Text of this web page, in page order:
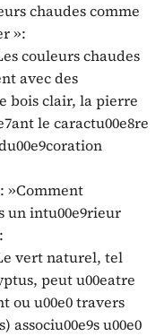
chaudes comme
»:
couleurs chaudes
avec des
bois clair, la pierre
le caractu00e8re
»Comment
un intu00e9rieur
vert naturel, tel
peut u00eatre
ou u00e0 travers
associu00e9s u00e0